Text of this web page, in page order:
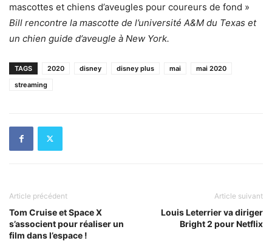
mascottes et chiens d’aveugles pour coureurs de fond »
Bill rencontre la mascotte de l’université A&M du Texas et
un chien guide d’aveugle à New York.
TAGS 2020 disney disney plus mai
mai 2020
streaming
Article précédent
Tom Cruise et Space X
s’associent pour réaliser un
film dans l’espace !
Article suivant
Louis Leterrier va diriger
Bright 2 pour Netflix